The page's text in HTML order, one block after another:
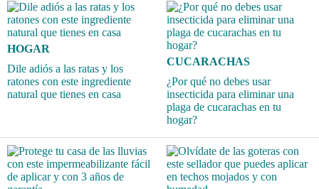
HOGAR
Dile adiós a las ratas y los
ratones con este ingrediente
natural que tienes en casa
CUCARACHAS
¿Por qué no debes usar
insecticida para eliminar una
plaga de cucarachas en tu
hogar?